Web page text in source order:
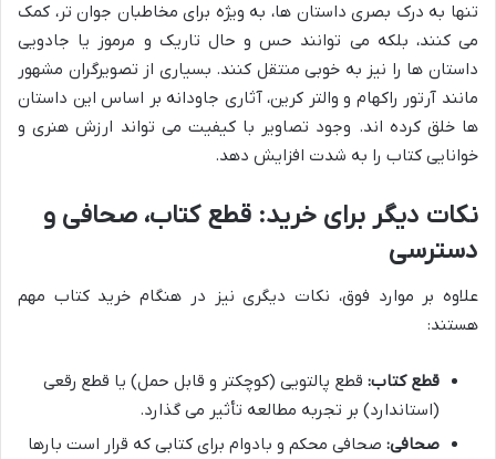
تنها به درک بصری داستان ها، به ویژه برای مخاطبان جوان تر، کمک
می کنند، بلکه می توانند حس و حال تاریک و مرموز یا جادویی
داستان ها را نیز به خوبی منتقل کنند. بسیاری از تصویرگران مشهور
مانند آرتور راکهام و والتر کرین، آثاری جاودانه بر اساس این داستان
ها خلق کرده اند. وجود تصاویر با کیفیت می تواند ارزش هنری و
خوانایی کتاب را به شدت افزایش دهد.
نکات دیگر برای خرید: قطع کتاب، صحافی و
دسترسی
علاوه بر موارد فوق، نکات دیگری نیز در هنگام خرید کتاب مهم
هستند:
قطع کتاب: قطع پالتویی (کوچکتر و قابل حمل) یا قطع رقعی
(استاندارد) بر تجربه مطالعه تأثیر می گذارد.
صحافی: صحافی محکم و بادوام برای کتابی که قرار است بارها